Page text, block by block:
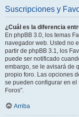
Suscripciones y
¿Cuál es la diferencia
En phpBB 3.0, los temas
navegador web. Usted no
partir de phpBB 3.1, los
puede ser notificado
embargo, se le avisará de
propio foro. Las opciones
se pueden configurar en
Foros".
Arriba